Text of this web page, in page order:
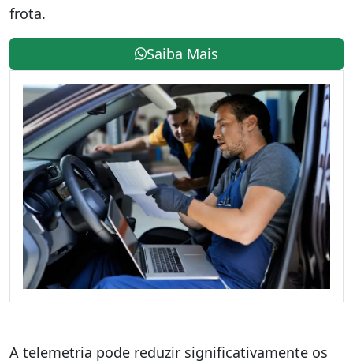
frota.
Saiba Mais
A telemetria pode reduzir significativamente os